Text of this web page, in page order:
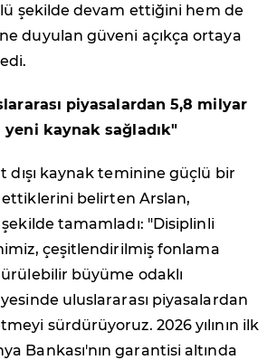
şekilde devam ettiğini hem de
duyulan güveni açıkça ortaya
piyasalardan 5,8 milyar
yeni kaynak sağladık"
dışı kaynak teminine güçlü bir
belirten Arslan,
şekilde tamamladı: "Disiplinli
çeşitlendirilmiş fonlama
büyüme odaklı
uluslararası piyasalardan
sürdürüyoruz. 2026 yılının ilk
Bankası'nın garantisi altında